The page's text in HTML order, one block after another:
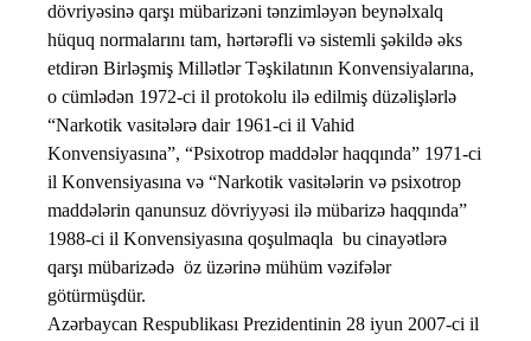
dövriyəsinə qarşı mübarizəni tənzimləyən beynəlxalq
hüquq normalarını tam, hərtərəfli və sistemli şəkildə əks
etdirən Birləşmiş Millətlər Təşkilatının Konvensiyalarına,
o cümlədən 1972-ci il protokolu ilə edilmiş düzəlişlərlə
“Narkotik vasitələrə dair 1961-ci il Vahid
Konvensiyasına”, “Psixotrop maddələr haqqında” 1971-ci
il Konvensiyasına və “Narkotik vasitələrin və psixotrop
maddələrin qanunsuz dövriyyəsi ilə mübarizə haqqında”
1988-ci il Konvensiyasına qoşulmaqla bu cinayətlərə
qarşı mübarizədə öz üzərinə mühüm vəzifələr
götürmüşdür.
Azərbaycan Respublikası Prezidentinin 28 iyun 2007-ci il